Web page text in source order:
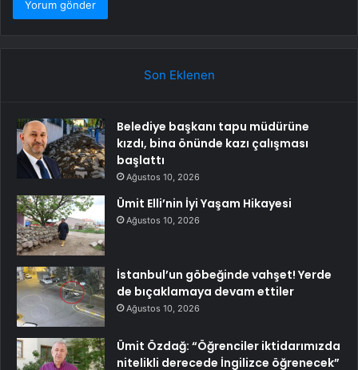
Son Eklenen
Belediye başkanı tapu müdürüne
kızdı, bina önünde kazı çalışması
başlattı
Ağustos 10, 2026
Ümit Elli’nin İyi Yaşam Hikayesi
Ağustos 10, 2026
İstanbul’un göbeğinde vahşet! Yerde
de bıçaklamaya devam ettiler
Ağustos 10, 2026
Ümit Özdağ: “Öğrenciler iktidarımızda
nitelikli derecede İngilizce öğrenecek”